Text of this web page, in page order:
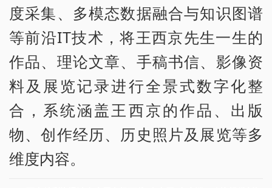
度采集、多模态数据融合与知识图谱
等前沿IT技术，将王西京先生一生的
作品、理论文章、手稿书信、影像资
料及展览记录进行全景式数字化整
合，系统涵盖王西京的作品、出版
物、创作经历、历史照片及展览等多
维度内容。